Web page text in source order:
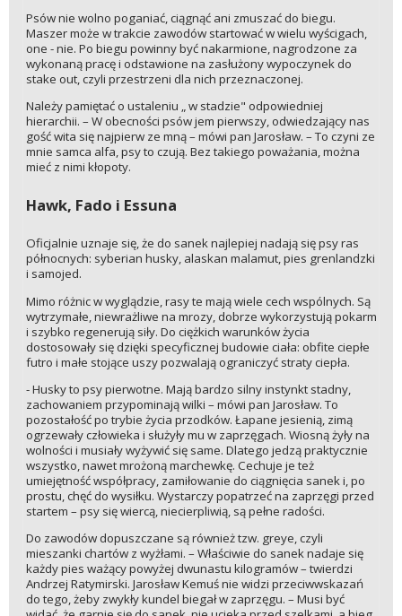
Psów nie wolno poganiać, ciągnąć ani zmuszać do biegu.
Maszer może w trakcie zawodów startować w wielu wyścigach,
one - nie. Po biegu powinny być nakarmione, nagrodzone za
wykonaną pracę i odstawione na zasłużony wypoczynek do
stake out, czyli przestrzeni dla nich przeznaczonej.
Należy pamiętać o ustaleniu „ w stadzie" odpowiedniej
hierarchii. – W obecności psów jem pierwszy, odwiedzający nas
gość wita się najpierw ze mną – mówi pan Jarosław. – To czyni ze
mnie samca alfa, psy to czują. Bez takiego poważania, można
mieć z nimi kłopoty.
Hawk, Fado i Essuna
Oficjalnie uznaje się, że do sanek najlepiej nadają się psy ras
północnych: syberian husky, alaskan malamut, pies grenlandzki
i samojed.
Mimo różnic w wyglądzie, rasy te mają wiele cech wspólnych. Są
wytrzymałe, niewrażliwe na mrozy, dobrze wykorzystują pokarm
i szybko regenerują siły. Do ciężkich warunków życia
dostosowały się dzięki specyficznej budowie ciała: obfite ciepłe
futro i małe stojące uszy pozwalają ograniczyć straty ciepła.
- Husky to psy pierwotne. Mają bardzo silny instynkt stadny,
zachowaniem przypominają wilki – mówi pan Jarosław. To
pozostałość po trybie życia przodków. Łapane jesienią, zimą
ogrzewały człowieka i służyły mu w zaprzęgach. Wiosną żyły na
wolności i musiały wyżywić się same. Dlatego jedzą praktycznie
wszystko, nawet mrożoną marchewkę. Cechuje je też
umiejętność współpracy, zamiłowanie do ciągnięcia sanek i, po
prostu, chęć do wysiłku. Wystarczy popatrzeć na zaprzęgi przed
startem – psy się wiercą, niecierpliwią, są pełne radości.
Do zawodów dopuszczane są również tzw. greye, czyli
mieszanki chartów z wyżłami. – Właściwie do sanek nadaje się
każdy pies ważący powyżej dwunastu kilogramów – twierdzi
Andrzej Ratymirski. Jarosław Kemuś nie widzi przeciwwskazań
do tego, żeby zwykły kundel biegał w zaprzęgu. – Musi być